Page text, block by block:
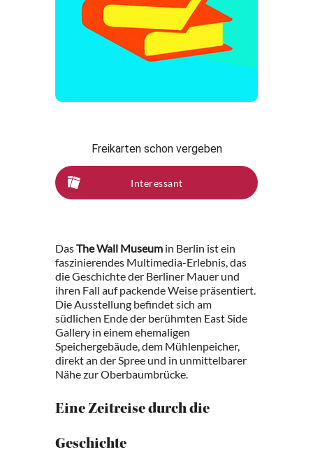
Freikarten schon vergeben
Interessant
DasThe Wall Museum in Berlin ist ein
faszinierendes Multimedia-Erlebnis, das
die Geschichte der Berliner Mauer und
ihren Fall auf packende Weise präsentiert.
Die Ausstellung befindet sich am
südlichen Ende der berühmten East Side
Gallery in einem ehemaligen
Speichergebäude, dem Mühlenpeicher,
direkt an der Spree und in unmittelbarer
Nähe zur Oberbaumbrücke.
Eine Zeitreise durch die
Geschichte